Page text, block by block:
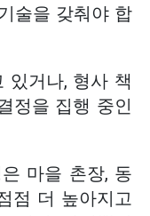
술을 갖춰야 합
있거나, 형사 책
정을 집행 중인
마을 촌장, 동
점 더 높아지고